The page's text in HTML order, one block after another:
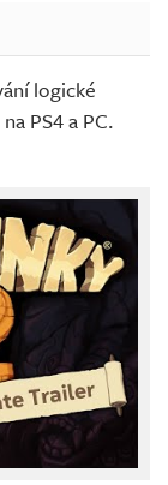
logické
PS4 a PC.